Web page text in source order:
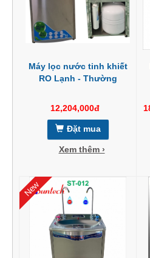
Máy lọc nước tinh khiết
RO Lạnh - Thường
12,204,000đ
Đặt mua
Xem thêm ›
New